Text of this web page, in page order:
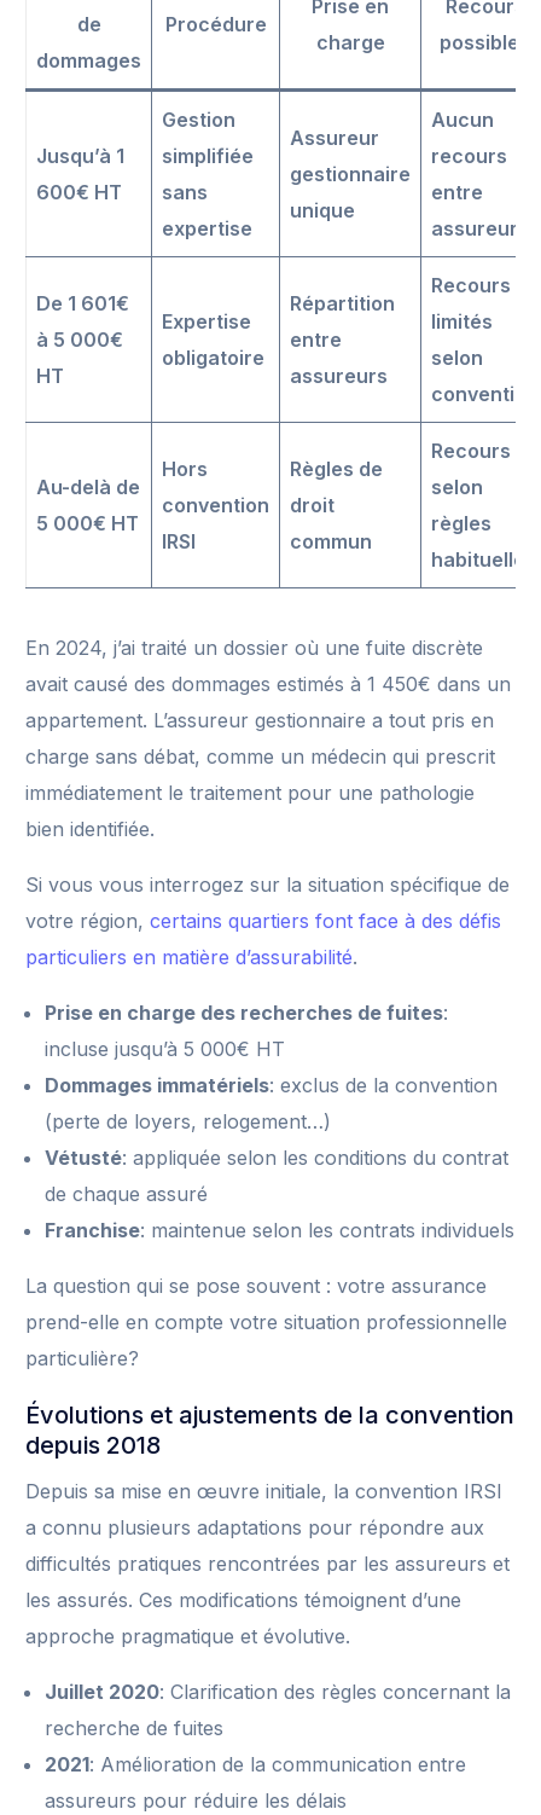
de
dommages
Procédure
Prise en
charge
Recours
possibles
Jusqu’à 1
600€ HT
Gestion
simplifiée
sans
expertise
Assureur
gestionnaire
unique
Aucun
recours
entre
assureurs
De 1 601€
à 5 000€
HT
Expertise
obligatoire
Répartition
entre
assureurs
Recours
limités
selon
convention
Au-delà de
5 000€ HT
Hors
convention
IRSI
Règles de
droit
commun
Recours
selon
règles
habituelles
En 2024, j’ai traité un dossier où une fuite discrète
avait causé des dommages estimés à 1 450€ dans un
appartement. L’assureur gestionnaire a tout pris en
charge sans débat, comme un médecin qui prescrit
immédiatement le traitement pour une pathologie
bien identifiée.
Si vous vous interrogez sur la situation spécifique de
votre région,certains quartiers font face à des défis
particuliers en matière d’assurabilité.
Prise en charge des recherches de fuites:
incluse jusqu’à 5 000€ HT
Dommages immatériels: exclus de la convention
(perte de loyers, relogement…)
Vétusté: appliquée selon les conditions du contrat
de chaque assuré
Franchise: maintenue selon les contrats individuels
La question qui se pose souvent : votre assurance
prend-elle en compte votre situation professionnelle
particulière?
Évolutions et ajustements de la convention
depuis 2018
Depuis sa mise en œuvre initiale, la convention IRSI
a connu plusieurs adaptations pour répondre aux
difficultés pratiques rencontrées par les assureurs et
les assurés. Ces modifications témoignent d’une
approche pragmatique et évolutive.
Juillet 2020: Clarification des règles concernant la
recherche de fuites
2021: Amélioration de la communication entre
assureurs pour réduire les délais